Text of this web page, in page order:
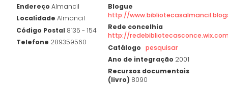
Endereço Almancil
Localidade Almancil
Código Postal 8135 - 154
Telefone 289359560
Blogue
http://
Rede concelhia
http://
Catálogo pesquisar
Ano de integração 2001
Recursos documentais
(livro) 8090